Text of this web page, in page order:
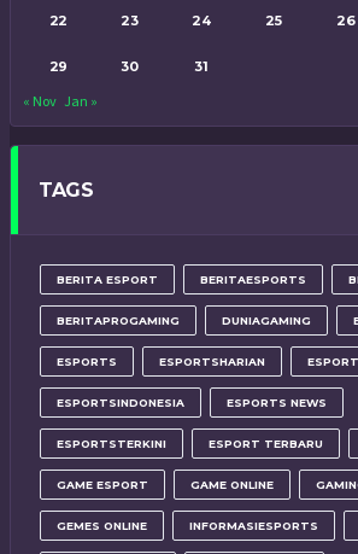
22 23 24 25 26
29 30 31
« Nov Jan »
TAGS
BERITA ESPORT BERITAESPORTS
BERITAPROGAMING DUNIAGAMING
ESPORTS ESPORTSHARIAN
ESPORTSINDONESIA ESPORTS NEWS
ESPORTSTERKINI ESPORT TERBARU
GAME ESPORT GAME ONLINE
GEMES ONLINE INFORMASIESPORTS